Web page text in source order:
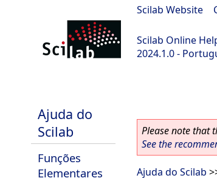
Scilab Website
Scilab Online
2024.1.0 -
Ajuda do
Scilab
Funções
Elementares
Please note that
See the
Ajuda do Scilab